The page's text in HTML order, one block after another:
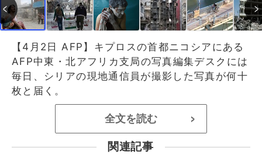
【4月2日 AFP】キプロスの首都ニコシアにある
AFP中東・北アフリカ支局の写真編集デスクには
毎日、シリアの現地通信員が撮影した写真が何十
枚と届く。
全文を読む >
関連記事